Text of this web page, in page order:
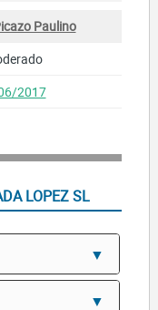
Paulino
2017
LOPEZ SL